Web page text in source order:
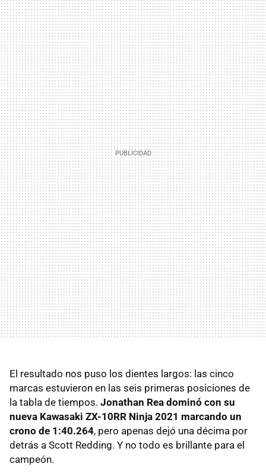
El resultado nos puso los dientes largos: las cinco
marcas estuvieron en las seis primeras posiciones de
la tabla de tiempos. Jonathan Rea dominó con su
nueva Kawasaki ZX-10RR Ninja 2021 marcando un
crono de 1:40.264, pero apenas dejó una décima por
detrás a Scott Redding. Y no todo es brillante para el
campeón.